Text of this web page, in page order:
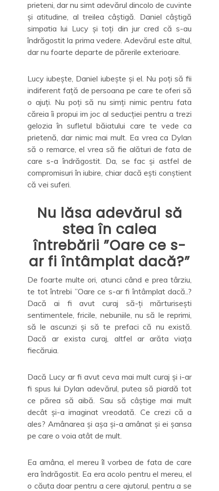
prieteni, dar nu simt adevărul dincolo de cuvinte
și atitudine, al treilea câștigă. Daniel câștigă
simpatia lui Lucy și toți din jur cred că s-au
îndrăgostit la prima vedere. Adevărul este altul,
dar nu foarte departe de părerile exterioare.
Lucy iubește, Daniel iubește și el. Nu poți să fii
indiferent față de persoana pe care te oferi să
o ajuți. Nu poți să nu simți nimic pentru fata
căreia îi propui im joc al seducției pentru a trezi
gelozia în sufletul băiatului care te vede ca
prietenă, dar nimic mai mult. Ea vrea ca Dylan
să o remarce, el vrea să fie alături de fata de
care s-a îndrăgostit. Da, se fac și astfel de
compromisuri în iubire, chiar dacă ești conștient
că vei suferi.
Nu lăsa adevărul să
stea în calea
întrebării ”Oare ce s-
ar fi întâmplat dacă?”
De foarte multe ori, atunci când e prea târziu,
te tot întrebi ”Oare ce s-ar fi întâmplat dacă..?
Dacă ai fi avut curaj să-ți mărturisești
sentimentele, fricile, nebuniile, nu să le reprimi,
să le ascunzi și să te prefaci că nu există.
Dacă ar exista curaj, altfel ar arăta viața
fiecăruia.
Dacă Lucy ar fi avut ceva mai mult curaj și i-ar
fi spus lui Dylan adevărul, putea să piardă tot
ce părea să aibă. Sau să câștige mai mult
decât și-a imaginat vreodată. Ce crezi că a
ales? Amânarea și așa și-a amânat și ei șansa
pe care o voia atât de mult.
Ea amâna, el mereu îl vorbea de fata de care
era îndrăgostit. Ea era acolo pentru el mereu, el
o căuta doar pentru a cere ajutorul, pentru a se